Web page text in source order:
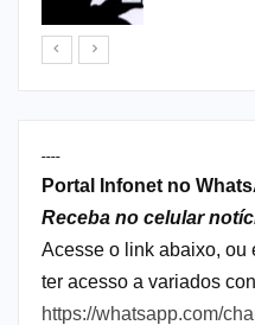
----
Portal Infonet no
Receba no celular
Acesse o link abaixo, ou
ter acesso a variados
https://whatsapp.com/